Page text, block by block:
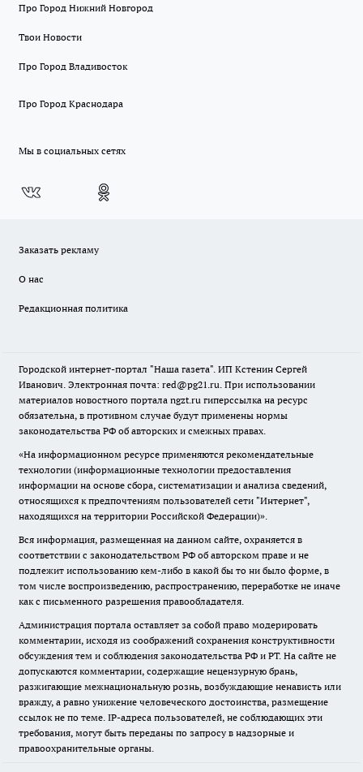
Про Город Нижний Новгород
Твои Новости
Про Город Владивосток
Про Город Краснодара
Мы в социальных сетях
Заказать рекламу
О нас
Редакционная политика
Городской интернет-портал "Наша газета". ИП Кстенин Сергей
Иванович. Электронная почта: red@pg21.ru. При использовании
материалов новостного портала ngzt.ru гиперссылка на ресурс
обязательна, в противном случае будут применены нормы
законодательства РФ об авторских и смежных правах.
«На информационном ресурсе применяются рекомендательные
технологии (информационные технологии предоставления
информации на основе сбора, систематизации и анализа сведений,
относящихся к предпочтениям пользователей сети "Интернет",
находящихся на территории Российской Федерации)».
Вся информация, размещенная на данном сайте, охраняется в
соответствии с законодательством РФ об авторском праве и не
подлежит использованию кем-либо в какой бы то ни было форме, в
том числе воспроизведению, распространению, переработке не иначе
как с письменного разрешения правообладателя.
Администрация портала оставляет за собой право модерировать
комментарии, исходя из соображений сохранения конструктивности
обсуждения тем и соблюдения законодательства РФ и РТ. На сайте не
допускаются комментарии, содержащие нецензурную брань,
разжигающие межнациональную рознь, возбуждающие ненависть или
вражду, а равно унижение человеческого достоинства, размещение
ссылок не по теме. IP-адреса пользователей, не соблюдающих эти
требования, могут быть переданы по запросу в надзорные и
правоохранительные органы.